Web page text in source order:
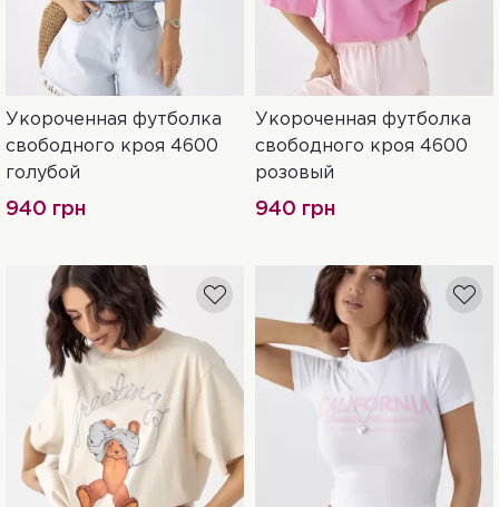
S
Укороченная футболка
свободного кроя 4600
голубой
940 грн
S M
Укороченная футболка
свободного кроя 4600
розовый
940 грн